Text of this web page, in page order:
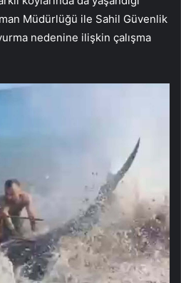
Müdürlüğü ile Sahil Güvenlik
nedenine ilişkin çalışma